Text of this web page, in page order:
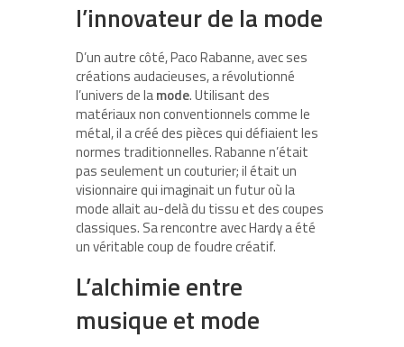
l’innovateur de la mode
D’un autre côté, Paco Rabanne, avec ses
créations audacieuses, a révolutionné
l’univers de lamode. Utilisant des
matériaux non conventionnels comme le
métal, il a créé des pièces qui défiaient les
normes traditionnelles. Rabanne n’était
pas seulement un couturier; il était un
visionnaire qui imaginait un futur où la
mode allait au-delà du tissu et des coupes
classiques. Sa rencontre avec Hardy a été
un véritable coup de foudre créatif.
L’alchimie entre
musique et mode